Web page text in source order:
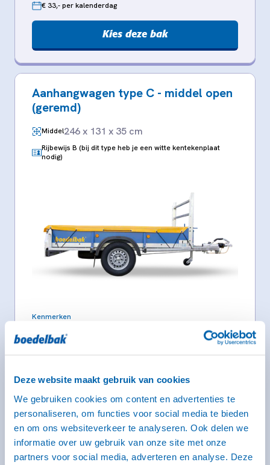
Deze website maakt gebruik van cookies
We gebruiken cookies om content en advertenties te
personaliseren, om functies voor social media te bieden
en om ons websiteverkeer te analyseren. Ook delen we
informatie over uw gebruik van onze site met onze
partners voor social media, adverteren en analyse. Deze
€ 33,- per kalenderdag
Kies deze bak
Aanhangwagen type C - middel open
(geremd)
Middel246 x 131 x 35 cm
Rijbewijs B (bij dit type heb je een witte kentekenplaat
nodig)
Kenmerken
Laadvermogen: 400 kg
Max. massa: 750 kg
Geremd: Ja
Vanaf € 37,- voor de eerste 3 uur (op zaterdag geldt dit
tarief alleen voor self-service locaties)
€ 44,- per kalenderdag
Kies deze bak